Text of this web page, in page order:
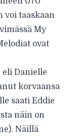
voi taaskaan
My
ovat
eli Danielle
korvaansa
saati Eddie
näin on
Näillä